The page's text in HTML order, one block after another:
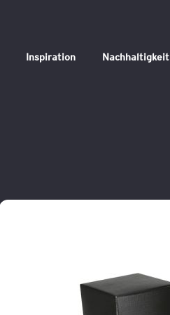
Inspiration Nachhaltigkeit